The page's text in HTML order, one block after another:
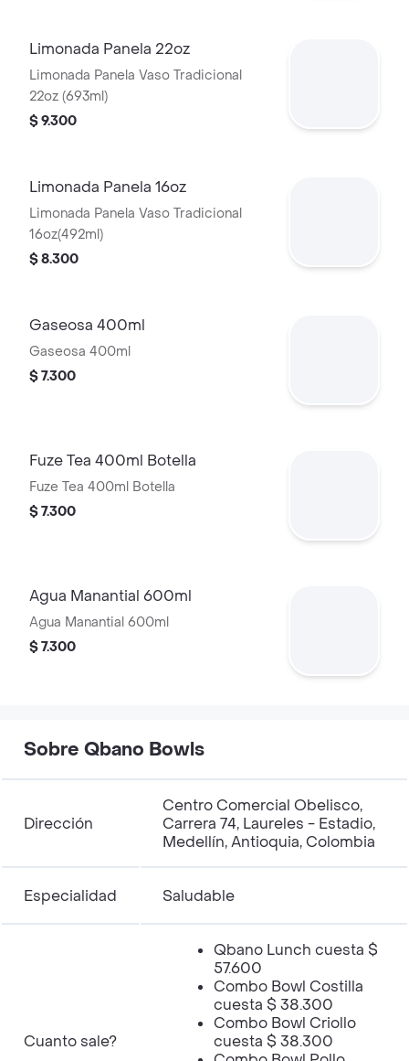
Limonada Panela 22oz
Limonada Panela Vaso Tradicional
22oz (693ml)
$ 9.300
Limonada Panela 16oz
Limonada Panela Vaso Tradicional
16oz(492ml)
$ 8.300
Gaseosa 400ml
Gaseosa 400ml
$ 7.300
Fuze Tea 400ml Botella
Fuze Tea 400ml Botella
$ 7.300
Agua Manantial 600ml
Agua Manantial 600ml
$ 7.300
Sobre Qbano Bowls
Dirección
Centro Comercial Obelisco,
Carrera 74, Laureles - Estadio,
Medellín, Antioquia, Colombia
Especialidad Saludable
Cuanto sale?
Qbano Lunch cuesta $
57.600
Combo Bowl Costilla
cuesta $ 38.300
Combo Bowl Criollo
cuesta $ 38.300